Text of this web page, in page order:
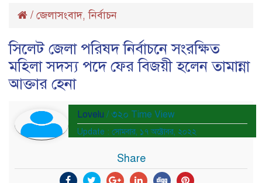
/ জেলাসংবাদ,নির্বাচন
সিলেট জেলা পরিষদ নির্বাচনে সংরক্ষিত
মহিলা সদস্য পদে ফের বিজয়ী হলেন তামান্না
আক্তার হেনা
Lovelu / ৩২০ Time View
Update : সোমবার, ১৭ অক্টোবর, ২০২২
Share